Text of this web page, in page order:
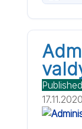
Published
17.11.2020